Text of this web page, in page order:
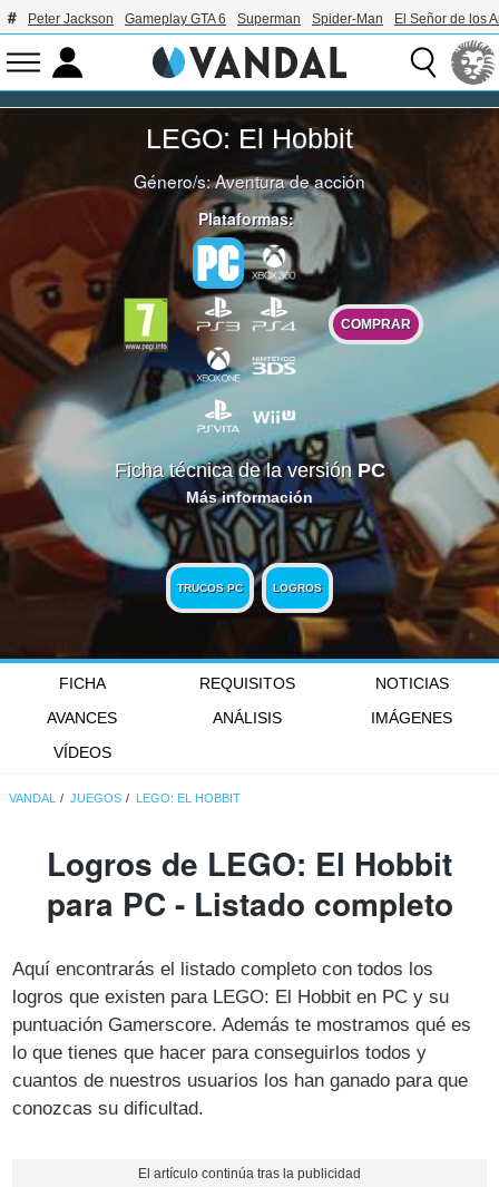
Peter Jackson Gameplay GTA 6 Superman Spider-Man El Señor de los
LEGO: El Hobbit
Género/s:Aventura de acción
Plataformas:
COMPRAR
Ficha técnica de la versión PC
Más información
TRUCOS PC LOGROS
FICHA REQUISITOS
NOTICIAS
AVANCES
ANÁLISIS
IMÁGENES
VÍDEOS
VANDAL JUEGOS LEGO: EL HOBBIT
Logros de LEGO: El Hobbit
para PC - Listado completo
Aquí encontrarás el listado completo con todos los
logros que existen para LEGO: El Hobbit en PC y su
puntuación Gamerscore. Además te mostramos qué es
lo que tienes que hacer para conseguirlos todos y
cuantos de nuestros usuarios los han ganado para que
conozcas su dificultad.